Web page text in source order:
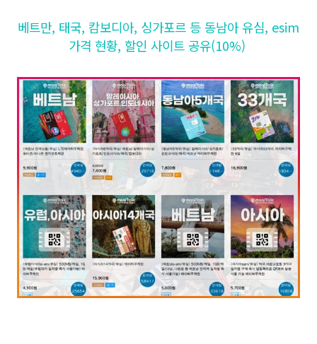
베트만, 태국, 캄보디아, 싱가포르 등 동남아 유심, esim
가격 현황, 할인 사이트 공유(10%)